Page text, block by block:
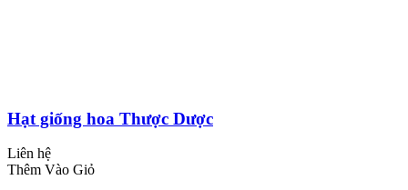
Hạt giống hoa Thược Dược
Liên hệ
Thêm Vào Giỏ